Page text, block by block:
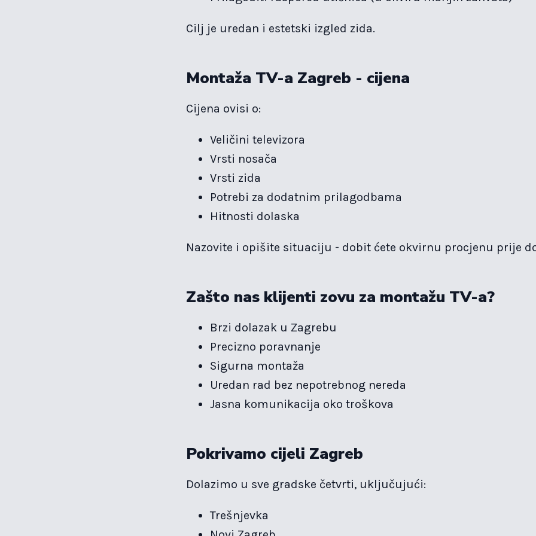
Cilj je uredan i estetski izgled zida.
Montaža TV-a Zagreb - cijena
Cijena ovisi o:
Veličini televizora
Vrsti nosača
Vrsti zida
Potrebi za dodatnim prilagodbama
Hitnosti dolaska
Nazovite i opišite situaciju - dobit ćete okvirnu procjenu prije
Zašto nas klijenti zovu za montažu TV-a?
Brzi dolazak u Zagrebu
Precizno poravnanje
Sigurna montaža
Uredan rad bez nepotrebnog nereda
Jasna komunikacija oko troškova
Pokrivamo cijeli Zagreb
Dolazimo u sve gradske četvrti, uključujući:
Trešnjevka